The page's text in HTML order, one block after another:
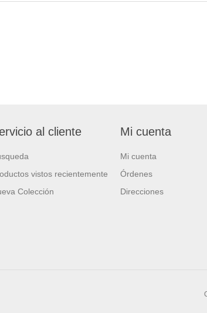
al cliente
vistos recientemente
Colección
Mi cuenta
Mi cuenta
Órdenes
Direcciones